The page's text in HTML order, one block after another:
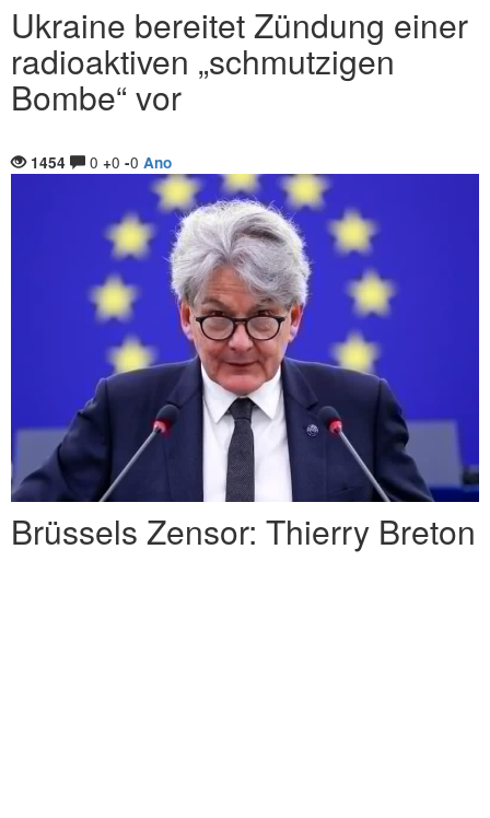
Ukraine bereitet Zündung einer
radioaktiven „schmutzigen
Bombe“ vor
1454 0 +0 -0 Ano
Brüssels Zensor: Thierry Breton